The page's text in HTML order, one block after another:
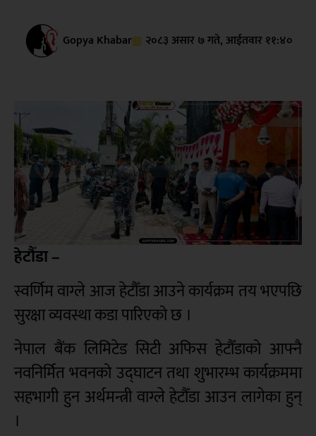
Gopya Khabar २०८३ असार ७ गते, आईतवार ११:४०
हेटौँडा –
स्वर्णिम वाग्ले आज हेटौँडा आउने कार्यक्रम तय भएपछि
सुरक्षा व्यवस्था कडा पारिएको छ ।
नेपाल बैंक लिमिटेड सिटी अफिस हेटौँडाको आफ्नै
नवनिर्मित भवनको उद्घाटन तथा शुभारम्भ कार्यक्रममा
सहभागी हुन अर्थमन्त्री वाग्ले हेटौँडा आउन लागेका हुन्
।